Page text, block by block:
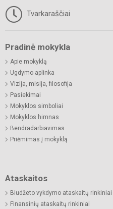
Tvarkaraščiai
Pradinė mokykla
Apie mokyklą
Ugdymo aplinka
Vizija, misija, filosofija
Pasiekimai
Mokyklos simboliai
Mokyklos himnas
Bendradarbiavimas
Priėmimas į mokyklą
Ataskaitos
Biudžeto vykdymo ataskaitų rinkiniai
Finansinių ataskaitų rinkiniai